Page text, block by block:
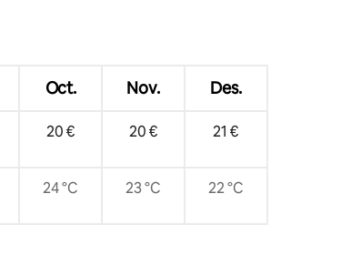
Oct. Nov. Des.
20 € 20 € 21 €
24 °C 23 °C 22 °C